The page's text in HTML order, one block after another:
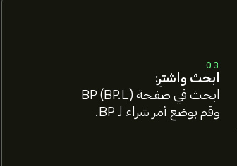
03
ابحث واشترِ:
ابحث في صفحة BP (BP.L)
وقم بوضع أمر شراء لـ BP.